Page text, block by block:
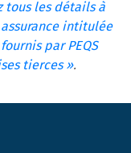
tous les détails à
assurance intitulée
par PEQS
tierces ».